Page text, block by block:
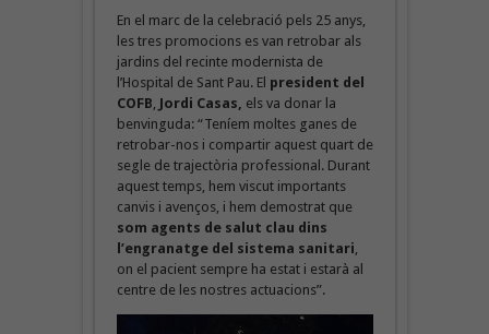
En el marc de la celebració pels 25 anys,
les tres promocions es van retrobar als
jardins del recinte modernista de
l’Hospital de Sant Pau. El president del
COFB, Jordi Casas, els va donar la
benvinguda: “Teníem moltes ganes de
retrobar-nos i compartir aquest quart de
segle de trajectòria professional. Durant
aquest temps, hem viscut importants
canvis i avenços, i hem demostrat que
som agents de salut clau dins
l’engranatge del sistema sanitari,
on el pacient sempre ha estat i estarà al
centre de les nostres actuacions”.